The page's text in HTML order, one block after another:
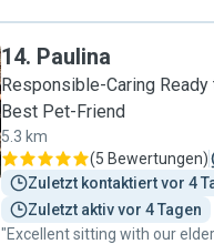
14. Paulina
Responsible-Caring Ready
Best Pet-Friend
5.3 km
(5 Bewertungen)
Zuletzt kontaktiert vor 4
Zuletzt aktiv vor 4 Tagen
"Excellent sitting with our